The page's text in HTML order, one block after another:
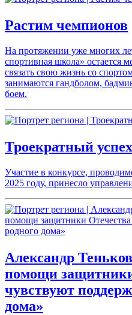
Растим чемпионов
На протяжении уже многих
спортивная школа» остается
связать свою жизнь со
занимаются гандболом,
боем.
Троекратный успех
Участие в конкурсе,
2025 году, принесло
Александр
помощи
чувствуют
дома»